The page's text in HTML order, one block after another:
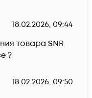
18.02.2026, 09:44
товара SNR
?
18.02.2026, 09:50